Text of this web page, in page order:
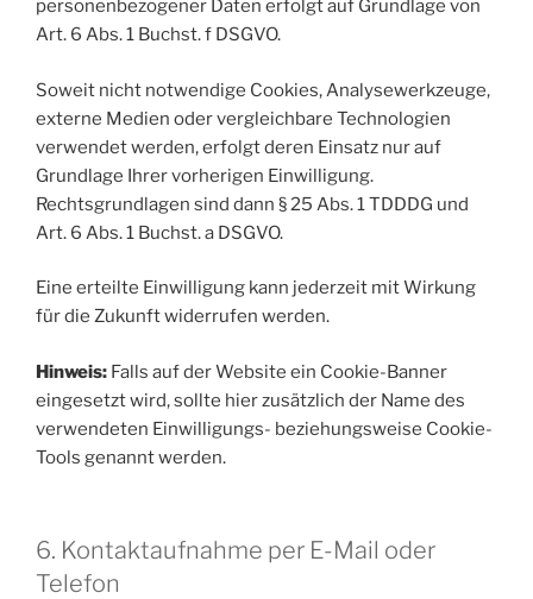
personenbezogener Daten erfolgt auf Grundlage von
Art. 6 Abs. 1 Buchst. f DSGVO.
Soweit nicht notwendige Cookies, Analysewerkzeuge,
externe Medien oder vergleichbare Technologien
verwendet werden, erfolgt deren Einsatz nur auf
Grundlage Ihrer vorherigen Einwilligung.
Rechtsgrundlagen sind dann § 25 Abs. 1 TDDDG und
Art. 6 Abs. 1 Buchst. a DSGVO.
Eine erteilte Einwilligung kann jederzeit mit Wirkung
für die Zukunft widerrufen werden.
Hinweis: Falls auf der Website ein Cookie-Banner
eingesetzt wird, sollte hier zusätzlich der Name des
verwendeten Einwilligungs- beziehungsweise Cookie-
Tools genannt werden.
6. Kontaktaufnahme per E-Mail oder
Telefon